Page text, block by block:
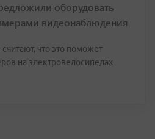
оборудовать
видеонаблюдения
что это поможет
на электровелосипедах